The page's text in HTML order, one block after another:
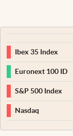
Ibex 35 Index
Euronext 100 ID
S&P 500 Index
Nasdaq